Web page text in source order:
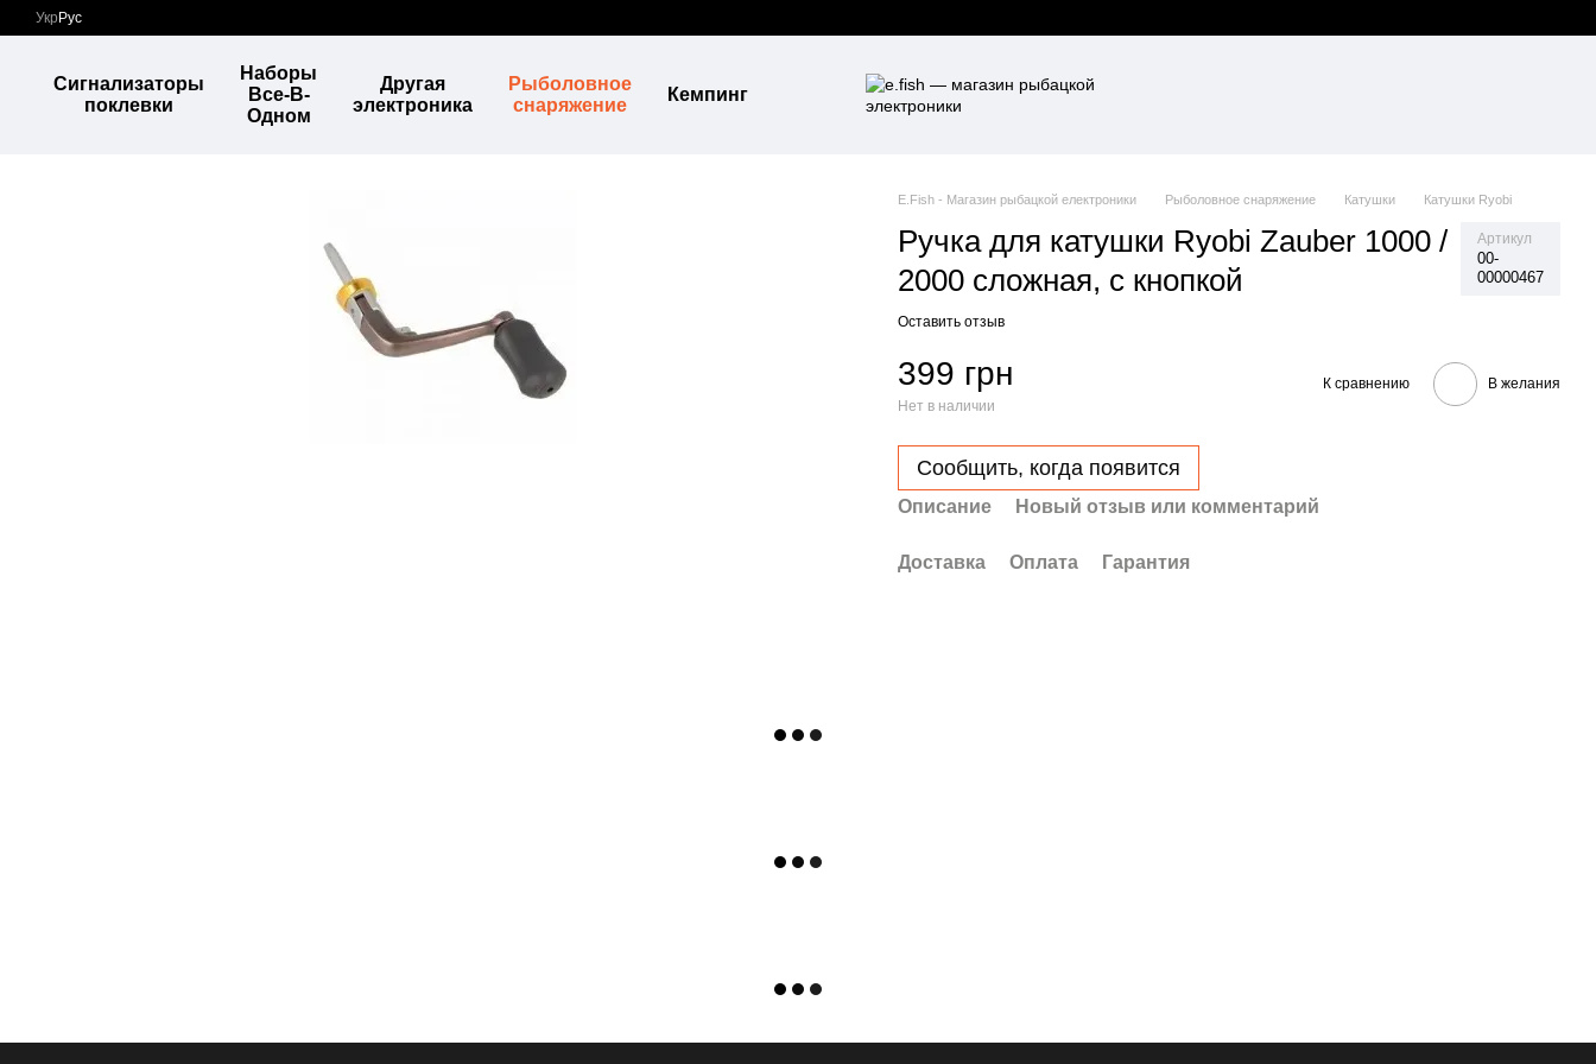
Перейти к основному контенту
Укр Рус
Сигнализаторы
поклевки
Наборы
Все-В-
Одном
Другая
электроника
Рыболовное
снаряжение
Кемпинг
E.Fish - Магазин рыбацкой електроники Рыболовное снаряжение Катушки Катушки Ryobi
Ручка для катушки Ryobi Zauber 1000 /
2000 сложная, с кнопкой
Артикул
00-
00000467
Оставить отзыв
399 грн
Нет в наличии
К сравнению В желания
Сообщить, когда появится
Описание Новый отзыв или комментарий
Доставка Оплата Гарантия